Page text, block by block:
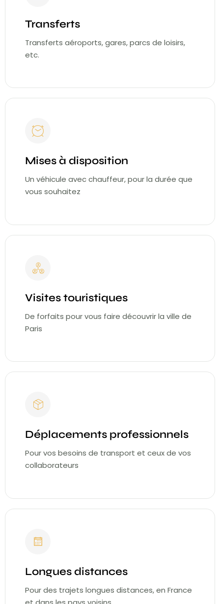
Transferts
Transferts aéroports, gares, parcs de loisirs,
etc.
Mises à disposition
Un véhicule avec chauffeur, pour la durée que
vous souhaitez
Visites touristiques
De forfaits pour vous faire découvrir la ville de
Paris
Déplacements professionnels
Pour vos besoins de transport et ceux de vos
collaborateurs
Longues distances
Pour des trajets longues distances, en France